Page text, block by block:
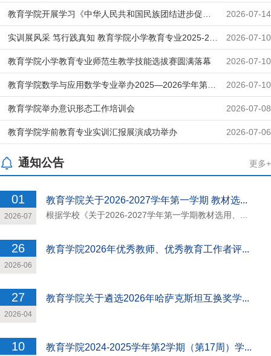
教育学院开展学习《中华人民共和国民族团结进步促进
法》主题班会
2026-07-14
实训展风采 笃行践真知 教育学院小学教育专业2025-20
26学年第二学期实训汇报展演成功举办
2026-07-10
教育学院小学教育专业师范生教学技能选拔赛圆满落幕 2026-07-10
教育学院数学与应用数学专业举办2025—2026学年第二
学期实训汇报暨师范生教学技能选拔赛
2026-07-10
教育学院举办意识形态工作培训会 2026-07-08
教育学院学前教育专业实训汇报展演成功举办 2026-07-06
通知公告 更多+
01
2026-07
教育学院关于2026-2027学年第一学期 教材选...
根据学校《关于2026-2027学年第一学期教材选用、...
26
2026-06
教育学院2026年优秀教师、优秀教育工作者评...
27
2026-04
教育学院关于遴选2026年哈萨克斯坦互换奖学...
10 教育学院2024-2025学年第2学期（第17周）学...